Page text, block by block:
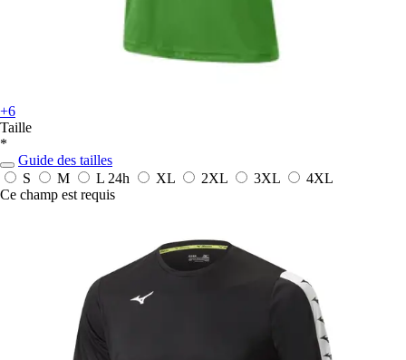
+6
Taille
*
Guide des tailles
S
M L 24h XL 2XL 3XL
4XL
Ce champ est requis